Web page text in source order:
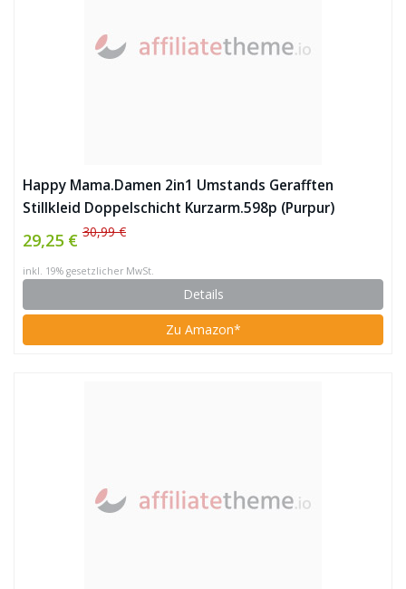
Happy Mama.Damen 2in1 Umstands Gerafften
Stillkleid Doppelschicht Kurzarm.598p (Purpur)
29,25 € 30,99 €
inkl. 19% gesetzlicher MwSt.
Details
Zu Amazon*